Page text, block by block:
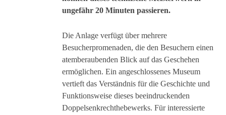
ungefähr 20 Minuten passieren.
Die Anlage verfügt über mehrere
Besucherpromenaden, die den Besuchern einen
atemberaubenden Blick auf das Geschehen
ermöglichen. Ein angeschlossenes Museum
vertieft das Verständnis für die Geschichte und
Funktionsweise dieses beeindruckenden
Doppelsenkrechthebewerks. Für interessierte